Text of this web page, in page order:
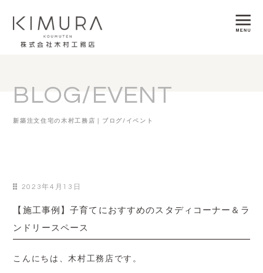
BLOG/EVENT
新築注文住宅の木村工務店｜ブログ/イベント
2023年4月13日
【施工事例】子育てにおすすめのスタディコーナー＆ラ
ンドリースペース
こんにちは、木村工務店です。